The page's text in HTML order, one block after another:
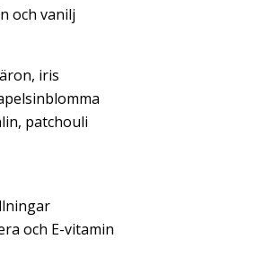
och vanilj
iris
patchouli
och E-vitamin